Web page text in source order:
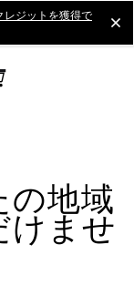
レジットを獲得で
の地域
けませ